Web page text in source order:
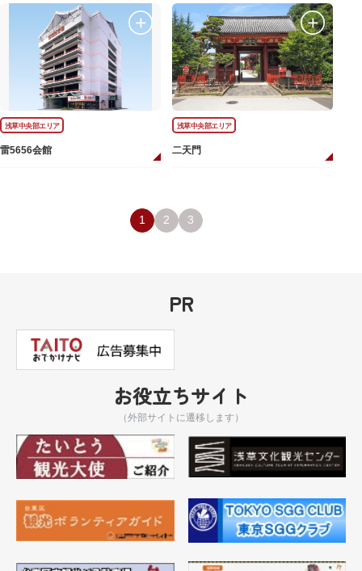
浅草中央部エリア
雷5656会館
浅草中央部エリア
二天門
1 2 3
PR
お役立ちサイト
（外部サイトに遷移します）